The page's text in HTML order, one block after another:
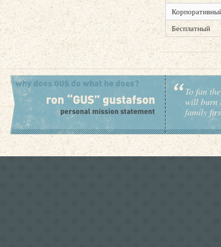
Бесплатный
To fan
will burn
family